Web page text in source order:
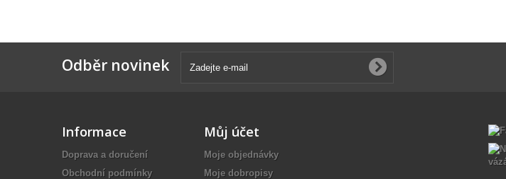
Odběr novinek
Informace
Doprava a doručení
Obchodní podmínky
Můj účet
Moje objednávky
Moje dobropisy